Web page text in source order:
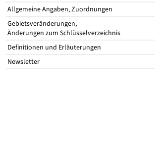
Allgemeine Angaben, Zuordnungen
Gebietsveränderungen,
Änderungen zum Schlüsselverzeichnis
Definitionen und Erläuterungen
Newsletter